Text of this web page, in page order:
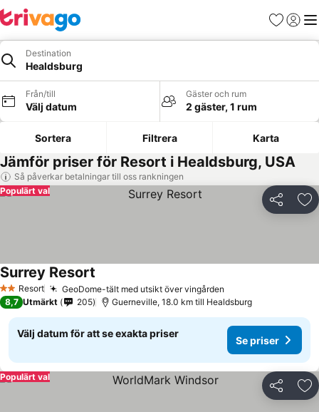
Favoriter
Logga
Destination
Healdsburg
Från/till
Välj datum
Gäster och rum
2 gäster, 1 rum
Sortera Filtrera Karta
Jämför priser för Resort i Healdsburg, USA
Så påverkar betalningar till oss rankningen
Dela
Populärt val
2 Stjärnor
Resort GeoDome-tält med utsikt över vingården
Surrey Resort
8,7 Utmärkt 205 Guerneville, 18.0 km till Healdsburg
Välj datum för att se exakta priser
Se priser
Dela
Populärt val